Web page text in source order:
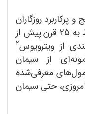
پرکاربرد روزگاران
دور هستند، مطالبی در متون مربوط به 25 قرن پیش از
از ویترویوس2
از سیمان
معرفی‌شده
امروزی، حتی سیمان